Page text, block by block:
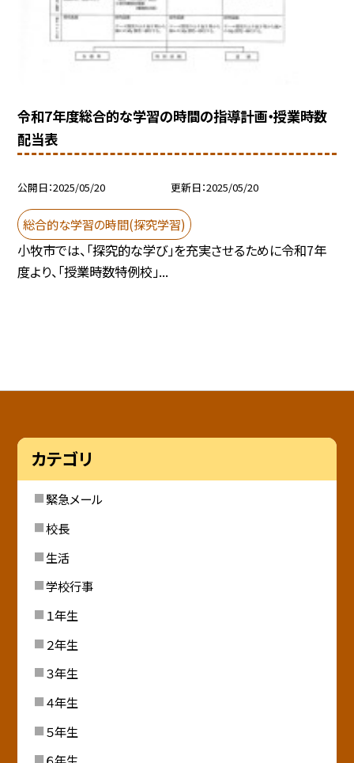
令和7年度総合的な学習の時間の指導計画・授業時数
配当表
公開日 2025/05/20 更新日 2025/05/20
総合的な学習の時間(探究学習)
小牧市では、「探究的な学び」を充実させるために令和7年
度より、「授業時数特例校」...
カテゴリ
緊急メール
校長
生活
学校行事
１年生
２年生
３年生
４年生
５年生